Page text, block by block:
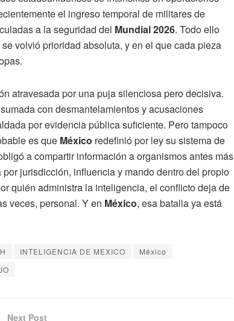
el ingreso temporal de militares de
a la seguridad del Mundial 2026. Todo ello
volvió prioridad absoluta, y en el que cada pieza
atravesada por una puja silenciosa pero decisiva.
con desmantelamientos y acusaciones
por evidencia pública suficiente. Pero tampoco
es que México redefinió por ley su sistema de
a compartir información a organismos antes más
jurisdicción, influencia y mando dentro del propio
quién administra la inteligencia, el conflicto deja de
veces, personal. Y en México, esa batalla ya está
INTELIGENCIA DE MEXICO
México
Next Post